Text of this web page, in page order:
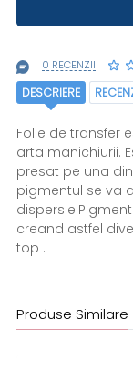
0 RECENZII
DESCRIERE
Folie de transfer
arta manichiurii.
presat pe una
pigmentul se va
creand astfel
top .
Produse Similare